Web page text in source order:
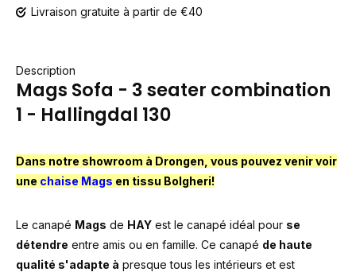
Livraison gratuite à partir de €40
Description
Mags Sofa - 3 seater combination
1 - Hallingdal 130
Dans notre showroom à Drongen, vous pouvez venir voir
une chaise Mags en tissu Bolgheri!
Le canapé Mags de HAY est le canapé idéal pour se
détendre entre amis ou en famille. Ce canapé de haute
qualité s'adapte à presque tous les intérieurs et est